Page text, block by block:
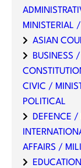
MINISTERIAL
ASIAN
BUSINESS
CIVIC /
POLITICAL
DEFENCE /
AFFAIRS /
EDUCATION